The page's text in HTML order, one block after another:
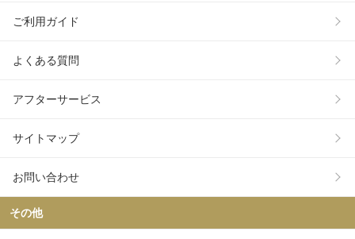
ご利用ガイド
よくある質問
アフターサービス
サイトマップ
お問い合わせ
その他